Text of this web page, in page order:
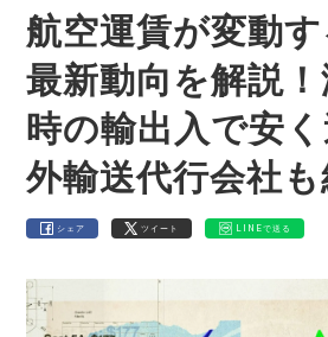
航空運賃が変動
最新動向を解説
時の輸出入で安
外輸送代行会社も
シェア ツイート LINEで送る